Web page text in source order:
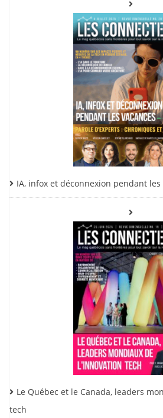
IA, infox et déconnexion pendant les
Le Québec et le Canada, leaders
tech